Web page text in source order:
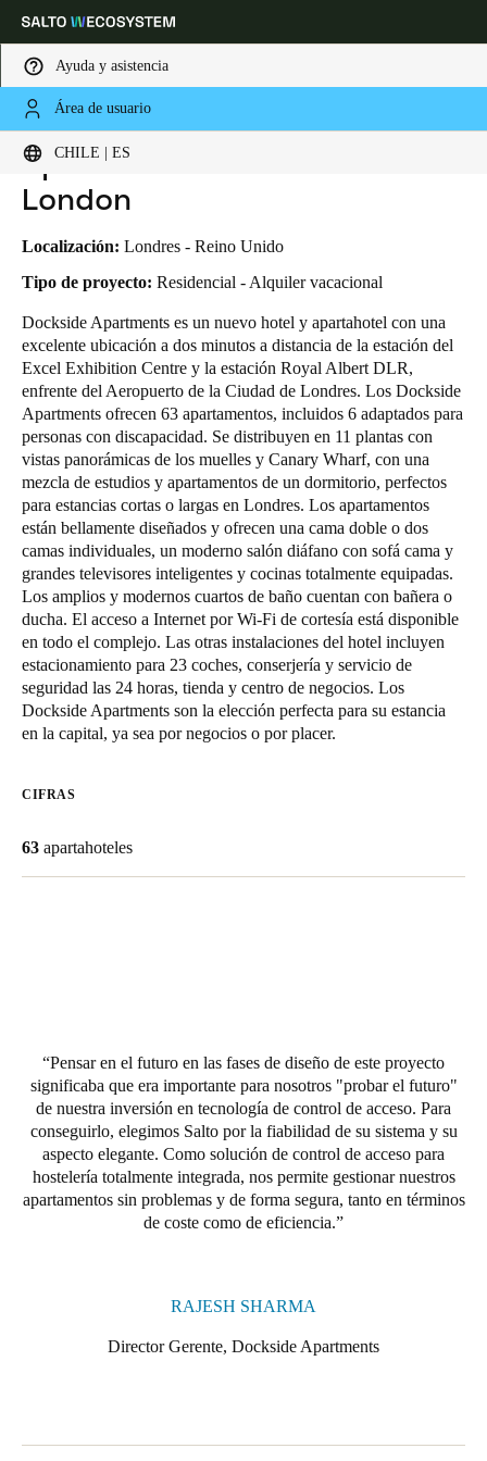
Ayuda y asistencia
Área de usuario
CHILE | ES
Elija su ubicación y configuración de idioma
Global
Chile Español
Mexico
Español
Colombia
Español
Chile
Español
Guardar la nueva selección como predeterminada
HOME INDUSTRIAS
APARTAMENTOS DOCKSIDE EXCEL LONDON
Apartamentos Dockside Excel
London
Localización: Londres - Reino Unido
Tipo de proyecto: Residencial - Alquiler vacacional
Dockside Apartments es un nuevo hotel y apartahotel con una
excelente ubicación a dos minutos a distancia de la estación del
Excel Exhibition Centre y la estación Royal Albert DLR,
enfrente del Aeropuerto de la Ciudad de Londres. Los Dockside
Apartments ofrecen 63 apartamentos, incluidos 6 adaptados para
personas con discapacidad. Se distribuyen en 11 plantas con
vistas panorámicas de los muelles y Canary Wharf, con una
mezcla de estudios y apartamentos de un dormitorio, perfectos
para estancias cortas o largas en Londres. Los apartamentos
están bellamente diseñados y ofrecen una cama doble o dos
camas individuales, un moderno salón diáfano con sofá cama y
grandes televisores inteligentes y cocinas totalmente equipadas.
Los amplios y modernos cuartos de baño cuentan con bañera o
ducha. El acceso a Internet por Wi-Fi de cortesía está disponible
en todo el complejo. Las otras instalaciones del hotel incluyen
estacionamiento para 23 coches, conserjería y servicio de
seguridad las 24 horas, tienda y centro de negocios. Los
Dockside Apartments son la elección perfecta para su estancia
en la capital, ya sea por negocios o por placer.
CIFRAS
63 apartahoteles
Pensar en el futuro en las fases de diseño de este proyecto
significaba que era importante para nosotros "probar el futuro"
de nuestra inversión en tecnología de control de acceso. Para
conseguirlo, elegimos Salto por la fiabilidad de su sistema y su
aspecto elegante. Como solución de control de acceso para
hostelería totalmente integrada, nos permite gestionar nuestros
apartamentos sin problemas y de forma segura, tanto en términos
de coste como de eficiencia.
RAJESH SHARMA
Director Gerente, Dockside Apartments